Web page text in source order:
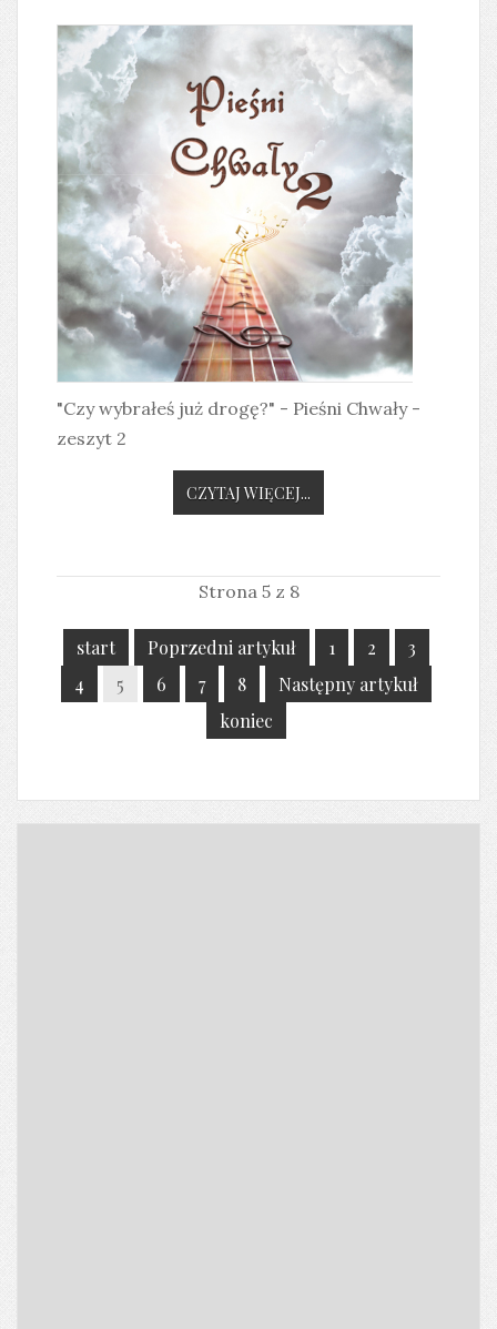
"Czy wybrałeś już drogę?" - Pieśni Chwały -
zeszyt 2
CZYTAJ WIĘCEJ...
Strona 5 z 8
start Poprzedni artykuł 1 2
3
4
5 6 7 8
Następny artykuł
koniec